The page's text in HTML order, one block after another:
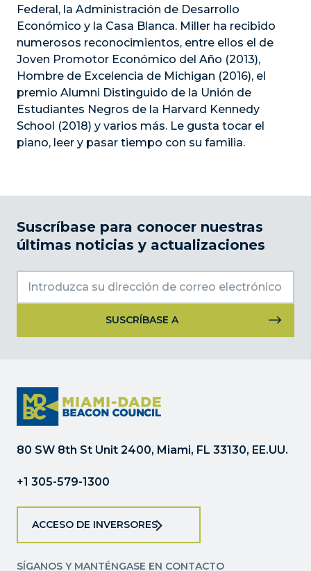
Federal, la Administración de Desarrollo
Económico y la Casa Blanca. Miller ha recibido
numerosos reconocimientos, entre ellos el de
Joven Promotor Económico del Año (2013),
Hombre de Excelencia de Michigan (2016), el
premio Alumni Distinguido de la Unión de
Estudiantes Negros de la Harvard Kennedy
School (2018) y varios más. Le gusta tocar el
piano, leer y pasar tiempo con su familia.
Suscríbase para conocer nuestras
últimas noticias y actualizaciones
Contact.
Por
favor,
deje
campo
blanco.
80 SW 8th St Unit 2400, Miami, FL 33130, EE.UU.
+1 305-579-1300
ACCESO DE INVERSORES
SÍGANOS Y MANTÉNGASE EN CONTACTO